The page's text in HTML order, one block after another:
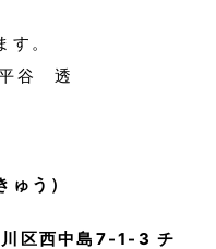
ています。
谷 透
う）
区西中島7-1-3 チ